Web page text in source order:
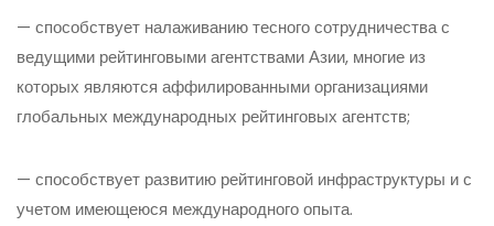
— способствует налаживанию тесного сотрудничества с
ведущими рейтинговыми агентствами Азии, многие из
которых являются аффилированными организациями
глобальных международных рейтинговых агентств;
— способствует развитию рейтинговой инфраструктуры и с
учетом имеющеюся международного опыта.